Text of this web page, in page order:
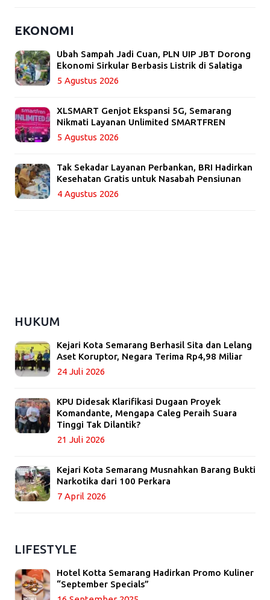
EKONOMI
Ubah Sampah Jadi Cuan, PLN UIP JBT Dorong
Ekonomi Sirkular Berbasis Listrik di Salatiga
5 Agustus 2026
XLSMART Genjot Ekspansi 5G, Semarang
Nikmati Layanan Unlimited SMARTFREN
5 Agustus 2026
Tak Sekadar Layanan Perbankan, BRI Hadirkan
Kesehatan Gratis untuk Nasabah Pensiunan
4 Agustus 2026
HUKUM
Kejari Kota Semarang Berhasil Sita dan Lelang
Aset Koruptor, Negara Terima Rp4,98 Miliar
24 Juli 2026
KPU Didesak Klarifikasi Dugaan Proyek
Komandante, Mengapa Caleg Peraih Suara
Tinggi Tak Dilantik?
21 Juli 2026
Kejari Kota Semarang Musnahkan Barang Bukti
Narkotika dari 100 Perkara
7 April 2026
LIFESTYLE
Hotel Kotta Semarang Hadirkan Promo Kuliner
“September Specials”